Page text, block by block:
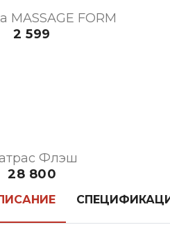
MASSAGE FORM
2 599
Флэш
28 800